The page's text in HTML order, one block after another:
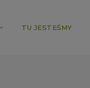
TU JESTEŚMY